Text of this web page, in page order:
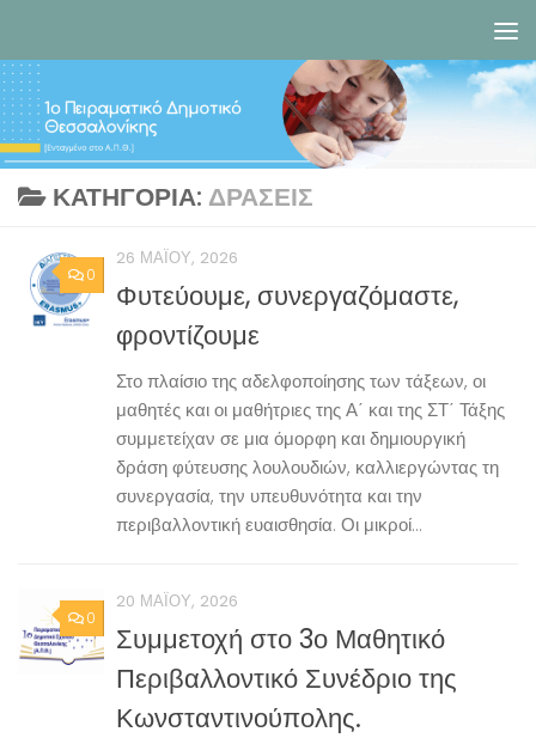
ΚΑΤΗΓΟΡΊΑ: ΔΡΆΣΕΙΣ
0
26 ΜΑΪ́ΟΥ, 2026
Φυτεύουμε, συνεργαζόμαστε,
φροντίζουμε
Στο πλαίσιο της αδελφοποίησης των τάξεων, οι
μαθητές και οι μαθήτριες της Α΄ και της ΣΤ΄ Τάξης
συμμετείχαν σε μια όμορφη και δημιουργική
δράση φύτευσης λουλουδιών, καλλιεργώντας τη
συνεργασία, την υπευθυνότητα και την
περιβαλλοντική ευαισθησία. Οι μικροί...
0
20 ΜΑΪ́ΟΥ, 2026
Συμμετοχή στο 3ο Μαθητικό
Περιβαλλοντικό Συνέδριο της
Κωνσταντινούπολης.